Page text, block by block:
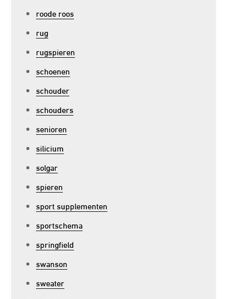
roode roos
rug
rugspieren
schoenen
schouder
schouders
senioren
silicium
solgar
spieren
sport supplementen
sportschema
springfield
swanson
sweater